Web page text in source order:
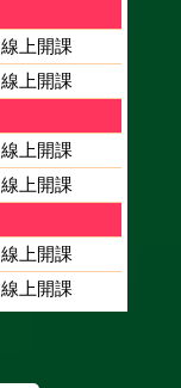
上開課
上開課
上開課
上開課
上開課
上開課